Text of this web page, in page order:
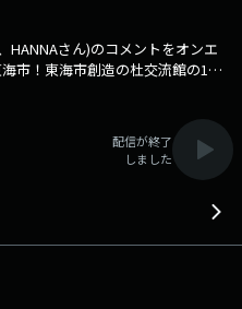
HANNAさん)のコメントをオンエ
市！東海市創造の杜交流館の1周
を伺います。 ★コーナー★ ・
ーナー『デイドリル』！“あれ、
間がクセになる！さぁ、今日も
頃～「MUSIC
い、CHAMPIONを決めます！ パ
。◆ メッセージ・リクエストは
807」 Xアカウントは
配信が終了
しました